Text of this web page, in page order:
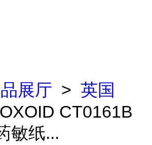
展厅 > 英国
CT0161B
敏纸...